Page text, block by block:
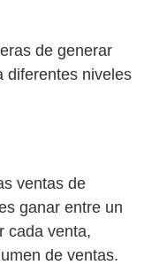
de generar
diferentes niveles
ventas de
ganar entre un
cada venta,
de ventas.